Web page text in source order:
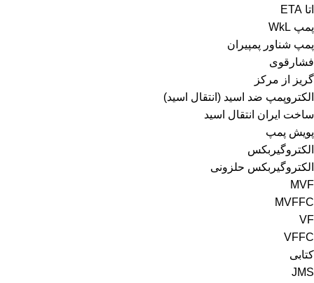
اتا ETA
پمپ WkL
پمپ شناور پمپیران
فشارقوی
گریز از مرکز
الکتروپمپ ضد اسید (انتقال اسید)
ساخت ایران انتقال اسید
پویش پمپ
الکتروگیربکس
الکتروگیربکس حلزونی
MVF
MVFFC
VF
VFFC
کتابی
JMS